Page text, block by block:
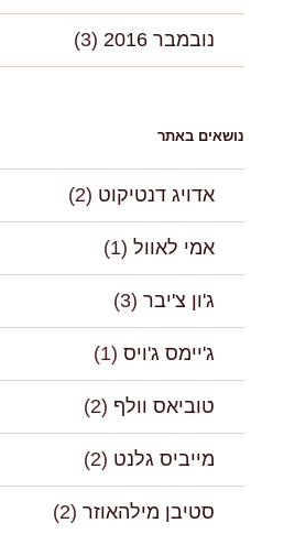
נובמבר 2016 (3)
נושאים באתר
אדויג דנטיקוט (2)
אמי לאוול (1)
ג'ון צ'יבר (3)
ג'יימס ג'ויס (1)
טוביאס וולף (2)
מייביס גלנט (2)
סטיבן מילהאוזר (2)